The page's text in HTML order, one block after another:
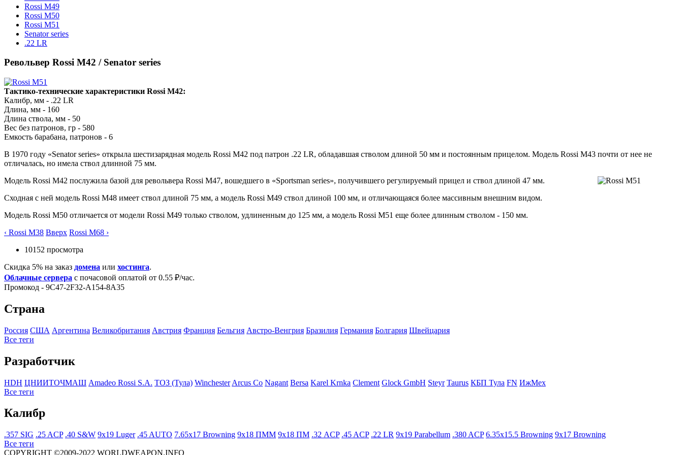
Rossi M49
Rossi M50
Rossi M51
Senator series
.22 LR
Револьвер Rossi M42 / Senator series
Тактико-технические характеристики Rossi M42:
Калибр, мм - .22 LR
Длина, мм - 160
Длина ствола, мм - 50
Вес без патронов, гр - 580
Емкость барабана, патронов - 6
В 1970 году «Senator series» открыла шестизарядная модель Rossi M42 под патрон .22 LR, обладавшая стволом длиной 50 мм и постоянным прицелом. Модель Rossi M43 почти от нее не
отличалась, но имела ствол длинной 75 мм.
Модель Rossi M42 послужила базой для револьвера Rossi M47, вошедшего в «Sportsman series», получившего регулируемый прицел и ствол длиной 47 мм.
Сходная с ней модель Rossi M48 имеет ствол длиной 75 мм, а модель Rossi M49 ствол длиной 100 мм, и отличающаяся более массивным внешним видом.
Модель Rossi M50 отличается от модели Rossi M49 только стволом, удлиненным до 125 мм, а модель Rossi M51 еще более длинным стволом - 150 мм.
‹ Rossi M38 Вверх Rossi M68 ›
10152 просмотра
Скидка 5% на заказ домена или хостинга.
Облачные сервера с почасовой оплатой от 0.55 ₽/час.
Промокод - 9C47-2F32-A154-8A35
Страна
Росcия США Аргентина Великобритания Австрия Франция Бельгия Австро-Венгрия Бразилия Германия Болгария Швейцария
Все теги
Разработчик
HDH ЦНИИТОЧМАШ Amadeo Rossi S.A. ТОЗ (Тула) Winchester Arcus Co Nagant Bersa Karel Krnka Clement Glock GmbH Steyr Taurus КБП Тула FN ИжМех
Все теги
Калибр
.357 SIG .25 ACP .40 S&W 9x19 Luger .45 AUTO 7.65x17 Browning 9x18 ПММ 9x18 ПМ .32 ACP .45 ACP .22 LR 9x19 Parabellum .380 ACP 6.35x15.5 Browning 9x17 Browning
Все теги
COPYRIGHT ©2009-2022 WORLDWEAPON.INFO